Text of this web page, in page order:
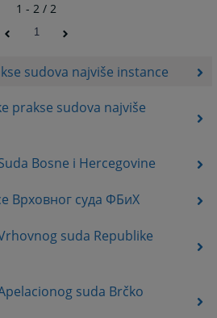
sudova najviše instance
prakse sudova najviše
Bosne i Hercegovine
Врховног суда ФБиХ
suda Republike
suda Brčko
1 - 2 / 2
1